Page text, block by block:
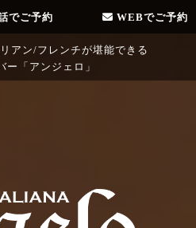
でご予約 WEBでご予約
アン/フレンチが堪能できる
ー「アンジェロ」